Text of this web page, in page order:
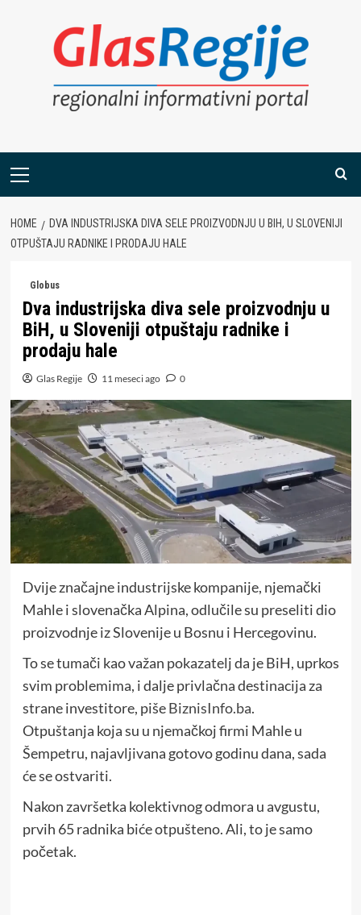
Primary
HOME
DVA INDUSTRIJSKA DIVA SELE PROIZVODNJU U BIH, U SLOVENIJI
OTPUŠTAJU RADNIKE I PRODAJU HALE
Globus
Dva industrijska diva sele proizvodnju u
BiH, u Sloveniji otpuštaju radnike i
prodaju hale
Glas Regije 11 meseci ago 0
Dvije značajne industrijske kompanije, njemački
Mahle i slovenačka Alpina, odlučile su preseliti dio
proizvodnje iz Slovenije u Bosnu i Hercegovinu.
To se tumači kao važan pokazatelj da je BiH, uprkos
svim problemima, i dalje privlačna destinacija za
strane investitore, pišeBiznisInfo.ba.
Otpuštanja koja su u njemačkoj firmi Mahle u
Šempetru, najavljivana gotovo godinu dana, sada
će se ostvariti.
Nakon završetka kolektivnog odmora u avgustu,
prvih 65 radnika biće otpušteno. Ali, to je samo
početak.